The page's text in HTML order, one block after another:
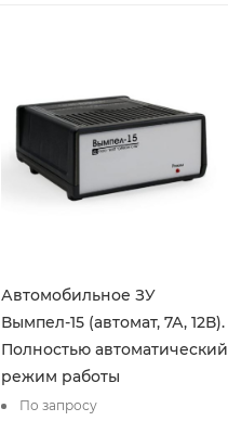
Автомобильное ЗУ
Вымпел-15 (автомат, 7А, 12В).
Полностью автоматический
режим работы
По запросу